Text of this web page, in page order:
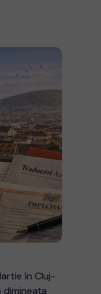
în Cluj-